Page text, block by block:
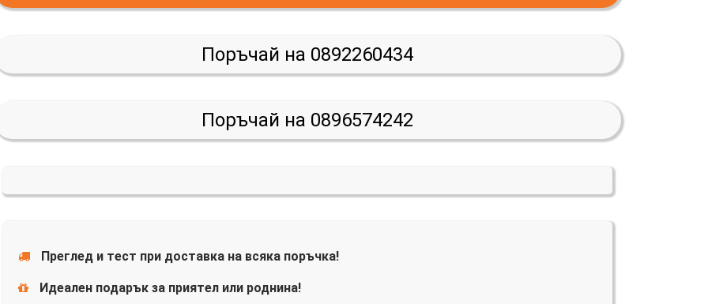
Поръчай на 0892260434
Поръчай на 0896574242
Преглед и тест при доставка на всяка поръчка!
Идеален подарък за приятел или роднина!